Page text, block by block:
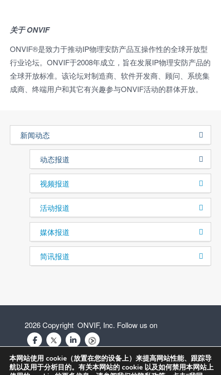
关于ONVIF
ONVIF®是致力于推动IP物理安防产品互操作性的全球开放型
行业论坛。ONVIF于2008年成立，旨在发展IP物理安防产品的
全球开放标准。该论坛对制造商、软件开发商、顾问、系统集
成商、终端用户和其它有兴趣参与ONVIF活动的群体开放。
新闻动态
动态报道
视频报道
活动报道
媒体报道
简讯报道
2026 Copyright ONVIF, Inc. Follow us on
本网站使用 cookie（放置在您的设备上）来提高网站性能、跟踪导
航以及用于分析目的。有关本网站的 cookie 以及如何禁用本网站上